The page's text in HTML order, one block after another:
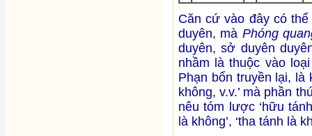
Căn cứ vào đây có
duyên, mà Phóng
duyên, sở duyên
nhầm là thuộc vào
Phạn bổn truyền lại, là
không, v.v.’ mà phần
nêu tóm lược ‘hữu
là không’, ‘tha tánh là